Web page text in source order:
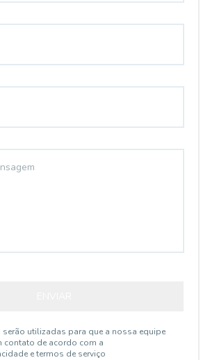
utilizadas para que a nossa equipe
contato de acordo com a
e termos de serviço